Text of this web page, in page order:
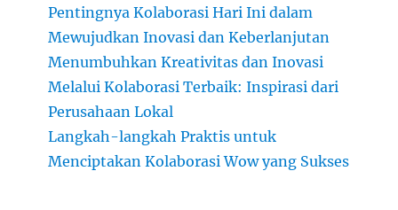
Pentingnya Kolaborasi Hari Ini dalam
Mewujudkan Inovasi dan Keberlanjutan
Menumbuhkan Kreativitas dan Inovasi
Melalui Kolaborasi Terbaik: Inspirasi dari
Perusahaan Lokal
Langkah-langkah Praktis untuk
Menciptakan Kolaborasi Wow yang Sukses